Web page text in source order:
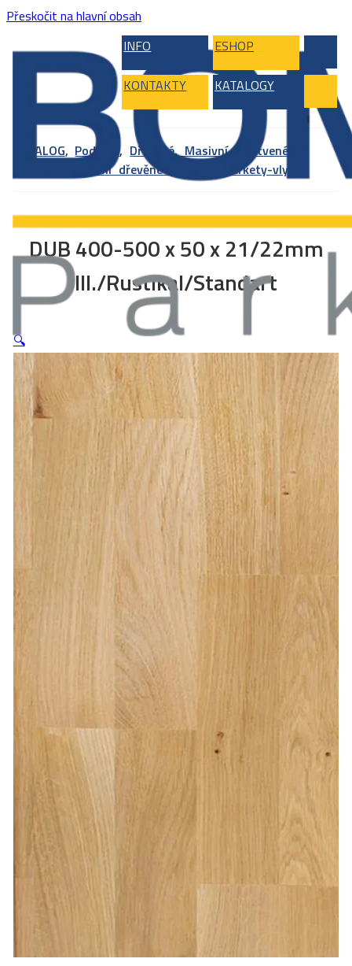
Přeskočit na hlavní obsah
INFO
ESHOP
KONTAKTY KATALOGY
KATALOG, Podlahy, Dřevěné, Masivní, Vrstvené,
Masivní dřevěné podlahy Parkety-vlysy
DUB 400-500 x 50 x 21/22mm
III./Rustikal/Standart
🔍